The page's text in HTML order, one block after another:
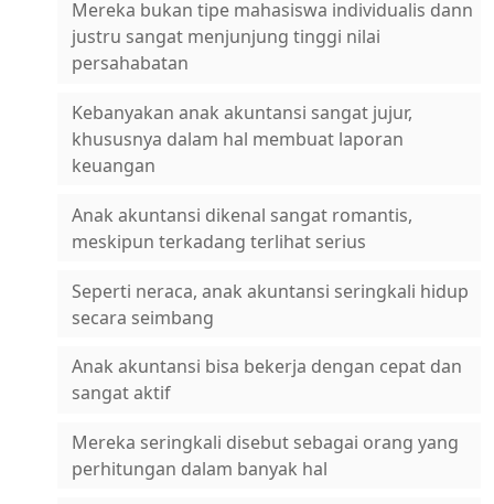
Mereka bukan tipe mahasiswa individualis dann
justru sangat menjunjung tinggi nilai
persahabatan
Kebanyakan anak akuntansi sangat jujur,
khususnya dalam hal membuat laporan
keuangan
Anak akuntansi dikenal sangat romantis,
meskipun terkadang terlihat serius
Seperti neraca, anak akuntansi seringkali hidup
secara seimbang
Anak akuntansi bisa bekerja dengan cepat dan
sangat aktif
Mereka seringkali disebut sebagai orang yang
perhitungan dalam banyak hal